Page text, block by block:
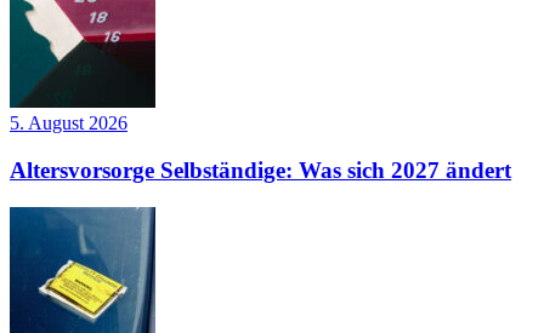
5. August 2026
Altersvorsorge Selbständige: Was sich 2027 ändert